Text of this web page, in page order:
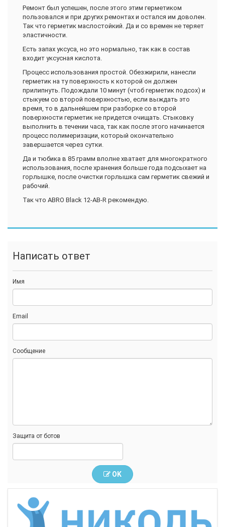
Ремонт был успешен, после этого этим герметиком
пользовался и при других ремонтах и остался им доволен.
Так что герметик маслостойкий. Да и со времен не теряет
эластичности.
Есть запах уксуса, но это нормально, так как в состав
входит уксусная кислота.
Процесс использования простой. Обезжирили, нанесли
герметик на ту поверхность к которой он должен
прилипнуть. Подождали 10 минут (чтоб герметик подсох) и
стыкуем со второй поверхностью, если выждать это
время, то в дальнейшем при разборке со второй
поверхности герметик не придется очищать. Стыковку
выполнить в течении часа, так как после этого начинается
процесс полимеризации, который окончательно
завершается через сутки.
Да и тюбика в 85 грамм вполне хватает для многократного
использования, после хранения больше года подсыхает на
горлышке, после очистки горлышка сам герметик свежий и
рабочий.
Так что ABRO Black 12-AB-R рекомендую.
Написать ответ
Имя
Email
Сообщение
Защита от ботов
OK